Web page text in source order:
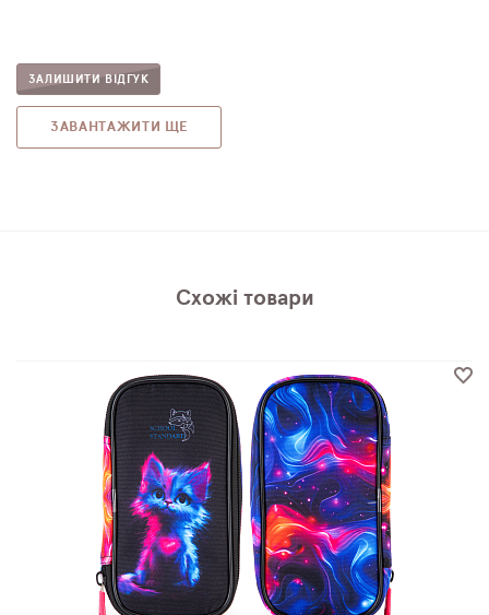
ЗАЛИШИТИ ВІДГУК
ЗАВАНТАЖИТИ ЩЕ
Схожі товари